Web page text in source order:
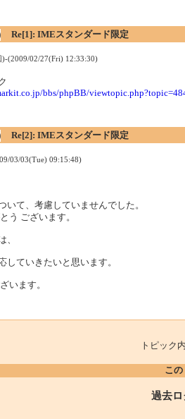
Re[1]: IMEスタンダード限定
)-(2009/02/27(Fri) 12:33:30)
bbs/phpBB/
Re[2]: IMEスタンダード限定
03/03(Tue) 09:15:48)
いて、考慮していませんでした。
う ございます。
、
していきたいと思います。
います。
トピッ
こ
過去